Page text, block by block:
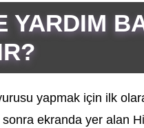
YARDIM
yapmak için ilk
ekranda yer alan